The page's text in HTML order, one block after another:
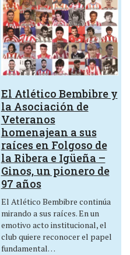
El Atlético Bembibre y
la Asociación de
Veteranos
homenajean a sus
raíces en Folgoso de
la Ribera e Igüeña –
Ginos, un pionero de
97 años
El Atlético Bembibre continúa
mirando a sus raíces. En un
emotivo acto institucional, el
club quiere reconocer el papel
fundamental…